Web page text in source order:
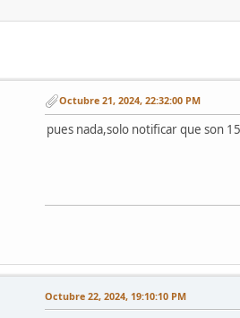
Octubre 21, 2024, 22:32:00 PM
pues nada,solo notificar que son
Octubre 22, 2024, 19:10:10 PM